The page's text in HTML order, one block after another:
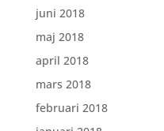
juni 2018
maj 2018
april 2018
mars 2018
februari 2018